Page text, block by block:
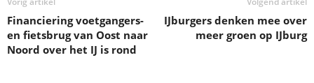
Financiering voetgangers-
en fietsbrug van Oost naar
Noord over het IJ is rond
IJburgers denken mee over
meer groen op IJburg